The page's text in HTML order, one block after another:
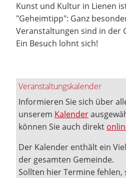
Kunst und Kultur in Lienen
"Geheimtipp": Ganz
Veranstaltungen sind in der
Ein Besuch lohnt sich!
Veranstaltungskalender
Informieren Sie sich über
unserem Kalender
können Sie auch direkt
Der Kalender enthält ein
der gesamten Gemeinde.
Sollten hier Termine fehlen,